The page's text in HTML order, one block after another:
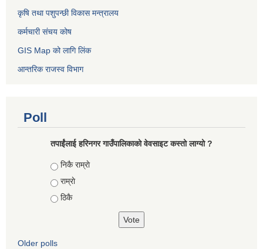
कृषि तथा पशुपन्छी विकास मन्त्रालय
कर्मचारी संचय कोष
GIS Map को लागि लिंक
आन्तरिक राजस्व विभाग
Poll
तपाईंलाई हरिनगर गाउँपालिकाको वेवसाइट कस्तो लाग्यो ?
Choices
निकै राम्राे
राम्राे
ठिकै
Older polls